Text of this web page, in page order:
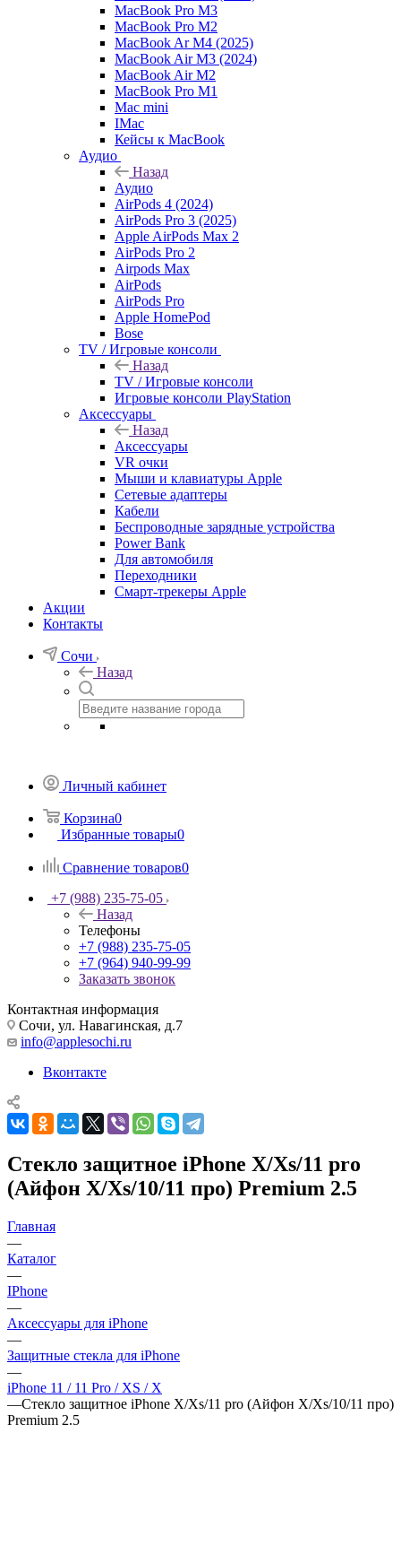
MacBook Pro M3
MacBook Pro M2
MacBook Ar M4 (2025)
MacBook Air M3 (2024)
MacBook Air M2
MacBook Pro M1
Mac mini
IMac
Кейсы к MacBook
Аудио
Назад
Аудио
AirPods 4 (2024)
AirPods Pro 3 (2025)
Apple AirPods Max 2
AirPods Pro 2
Airpods Max
AirPods
AirPods Pro
Apple HomePod
Bose
TV / Игровые консоли
Назад
TV / Игровые консоли
Игровые консоли PlayStation
Аксессуары
Назад
Аксессуары
VR очки
Мыши и клавиатуры Apple
Сетевые адаптеры
Кабели
Беспроводные зарядные устройства
Power Bank
Для автомобиля
Переходники
Смарт-трекеры Apple
Акции
Контакты
Сочи
Назад
Личный кабинет
Корзина0
Избранные товары0
Сравнение товаров0
+7 (988) 235-75-05
Назад
Телефоны
+7 (988) 235-75-05
+7 (964) 940-99-99
Заказать звонок
Контактная информация
Сочи, ул. Навагинская, д.7
info@applesochi.ru
Вконтакте
Стекло защитное iPhone X/Xs/11 pro
(Айфон Х/Хs/10/11 про) Premium 2.5
Главная
—
Каталог
—
IPhone
—
Аксессуары для iPhone
—
Защитные стекла для iPhone
—
iPhone 11 / 11 Pro / XS / X
—Стекло защитное iPhone X/Xs/11 pro (Айфон Х/Хs/10/11 про)
Premium 2.5